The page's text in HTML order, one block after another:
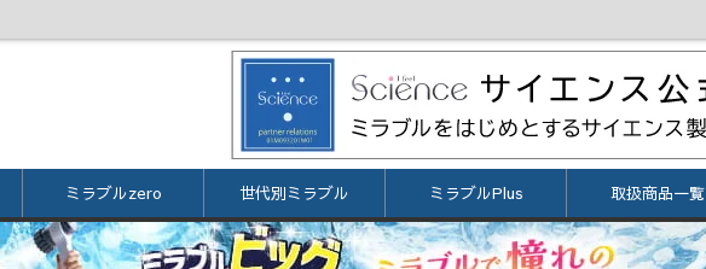
ミラブルzero 世代別ミラブル ミラブルPlus 取扱商品一覧